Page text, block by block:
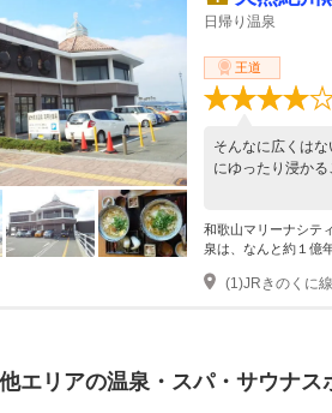
日帰り温泉
王道
そんなに広くは
にゆったり浸かる
和歌山マリーナシテ
泉は、なんと約１億
エリアの温泉・スパ・サウナス